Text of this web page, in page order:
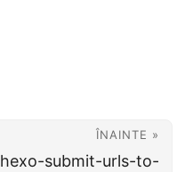
ÎNAINTE »
hexo-submit-urls-to-